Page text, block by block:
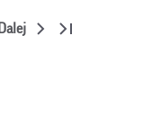
Następna
Dalej
Ostatnia